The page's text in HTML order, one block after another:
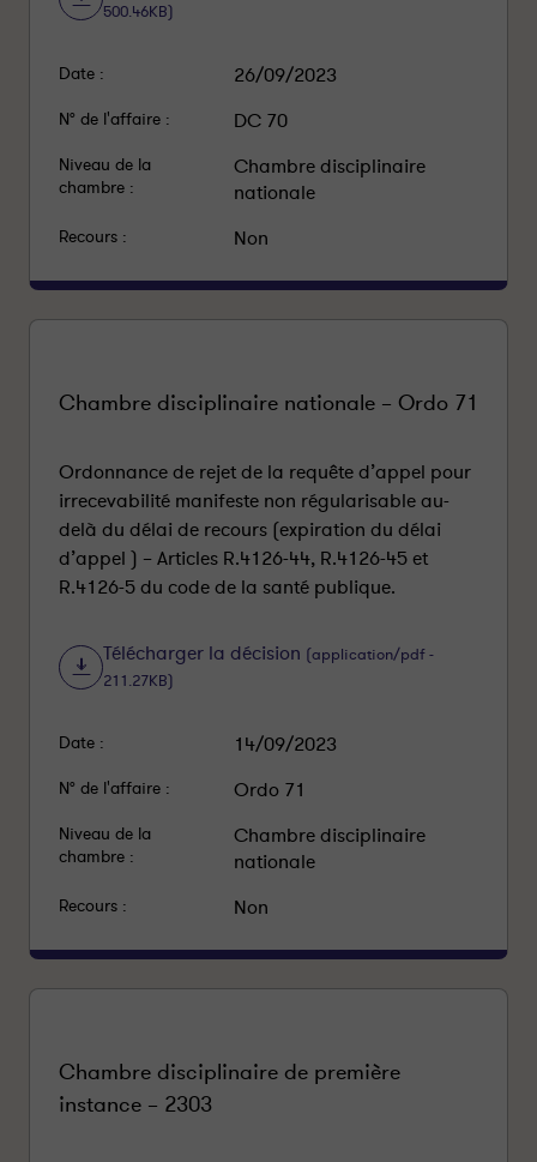
500.46KB)
Date : 26/09/2023
N° de l'affaire : DC 70
Niveau de la
chambre :
Chambre disciplinaire
nationale
Recours : Non
Chambre disciplinaire nationale – Ordo 71
Ordonnance de rejet de la requête d’appel pour
irrecevabilité manifeste non régularisable au-
delà du délai de recours (expiration du délai
d’appel ) – Articles R.4126-44, R.4126-45 et
R.4126-5 du code de la santé publique.
Télécharger la décision (application/pdf -
211.27KB)
Date : 14/09/2023
N° de l'affaire : Ordo 71
Niveau de la
chambre :
Chambre disciplinaire
nationale
Recours : Non
Chambre disciplinaire de première
instance – 2303